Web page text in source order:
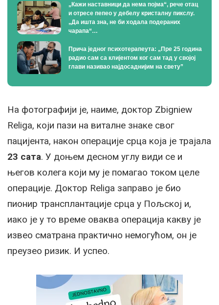
„Кажи наставници да нема појма“, рече отац
и отресе пепео у дебелу кристалну пикслу.
„Да ишта зна, не би ходала подераних
чарапа“…
Прича једног психотерапеута: „Пре 25 година
радио сам са клијентом ког сам тад у својој
глави називао најдосаднијим на свету”
На фотографији је, наиме, доктор Zbigniew
Religa, који пази на виталне знаке свог
пацијента, након операције срца која је трајала
23 сата. У доњем десном углу види се и
његов колега који му је помагао током целе
операције. Доктор Religa заправо је био
пионир трансплантације срца у Пољској и,
иако је у то време оваква операција какву је
извео сматрана практично немогућом, он је
преузео ризик. И успео.